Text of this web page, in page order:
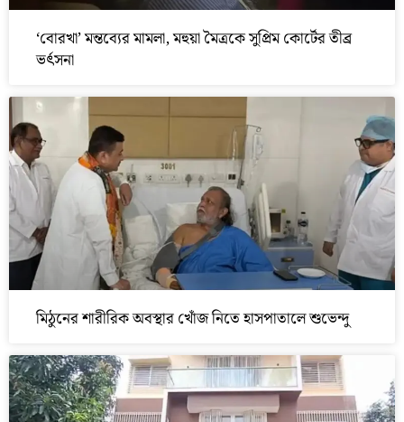
‘বোরখা’ মন্তব্যের মামলা, মহুয়া মৈত্রকে সুপ্রিম কোর্টের তীব্র
ভর্ৎসনা
মিঠুনের শারীরিক অবস্থার খোঁজ নিতে হাসপাতালে শুভেন্দু